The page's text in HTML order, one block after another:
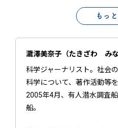
もっ
瀧澤美奈子（たきざわ みな
科学ジャーナリスト。社会
科学について、著作活動等を
2005年4月、有人潜水調査
船。